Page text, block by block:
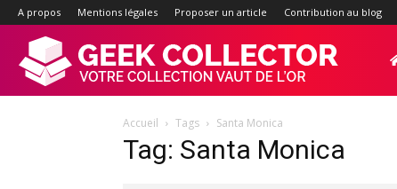
A propos Mentions légales Proposer un article Contribution au blog
Accueil Tags Santa Monica
Tag: Santa Monica